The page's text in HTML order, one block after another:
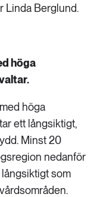
Linda Berglund.
höga
höga
ett långsiktigt,
Minst 20
nedanför
som